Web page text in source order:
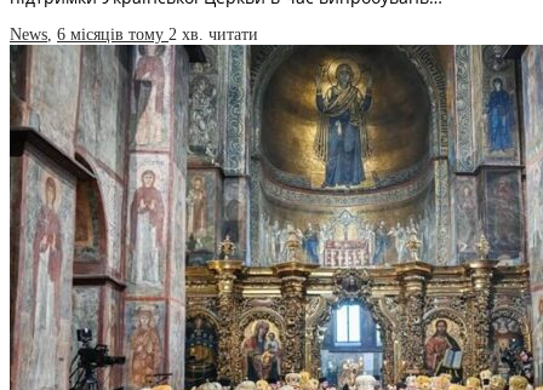
News 6 місяців тому 2 хв. читати